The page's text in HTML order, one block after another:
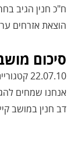
ח"כ חנין הגיב
הוצאת אזרחים
סיכום מושב
22.07.10 קטגוריית:
אנחנו שמחים
דב חנין במושב קיץ 2010 של